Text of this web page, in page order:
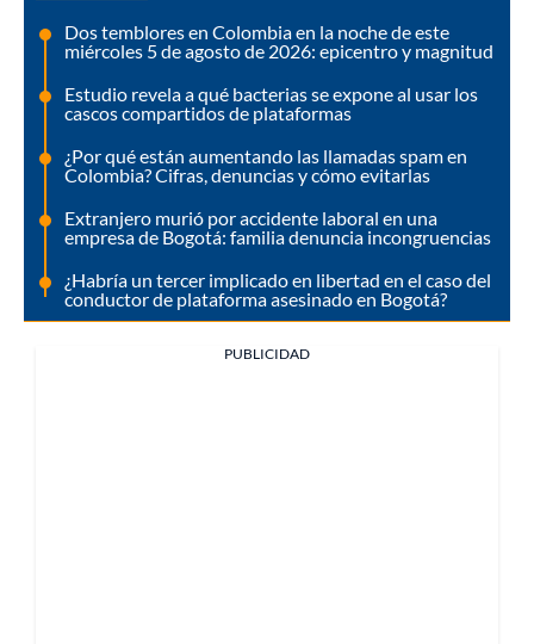
Dos temblores en Colombia en la noche de este
miércoles 5 de agosto de 2026: epicentro y magnitud
Estudio revela a qué bacterias se expone al usar los
cascos compartidos de plataformas
¿Por qué están aumentando las llamadas spam en
Colombia? Cifras, denuncias y cómo evitarlas
Extranjero murió por accidente laboral en una
empresa de Bogotá: familia denuncia incongruencias
¿Habría un tercer implicado en libertad en el caso del
conductor de plataforma asesinado en Bogotá?
PUBLICIDAD